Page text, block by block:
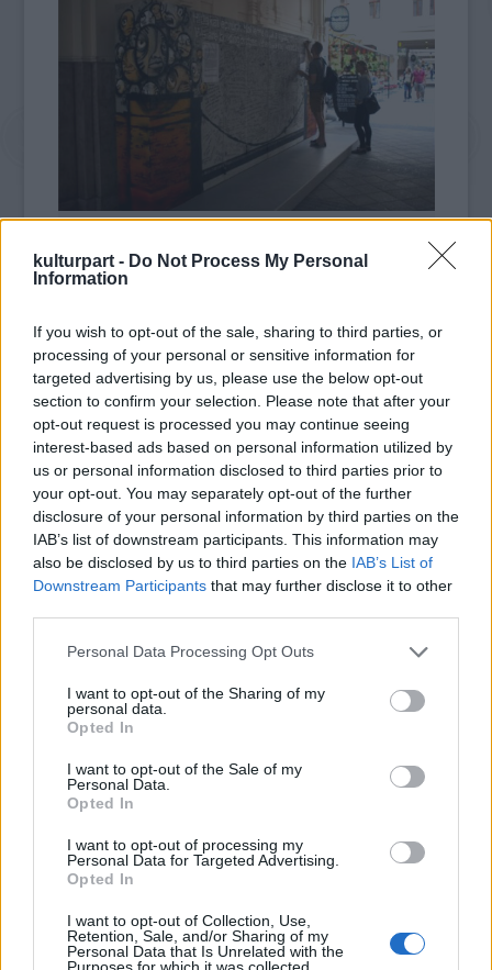
kulturpart - Do Not Process My Personal
Information
If you wish to opt-out of the sale, sharing to third parties, or
processing of your personal or sensitive information for
targeted advertising by us, please use the below opt-out
section to confirm your selection. Please note that after your
opt-out request is processed you may continue seeing
interest-based ads based on personal information utilized by
us or personal information disclosed to third parties prior to
your opt-out. You may separately opt-out of the further
disclosure of your personal information by third parties on the
IAB’s list of downstream participants. This information may
also be disclosed by us to third parties on the IAB’s List of
Downstream Participants that may further disclose it to other
Please note that this website/app uses one or more Google
not limited to your visit or usage behaviour. You may click to
grant or deny consent to Google and its third-party tags to
use your data for below specified purposes in below Google
consent section.
Personal Data Processing Opt Outs
I want to opt-out of the Sharing of my
personal data.
Opted In
I want to opt-out of the Sale of my
Personal Data.
Opted In
I want to opt-out of processing my
Personal Data for Targeted Advertising.
Opted In
I want to opt-out of Collection, Use,
Retention, Sale, and/or Sharing of my
Personal Data that Is Unrelated with the
Purposes for which it was collected.
Fotó: budaorsiinfo.hu
Fesztiválzenekar (BFZ) által második
alkalommal megrendezett Bridging Europe -
Európai Hidak művészeti fesztivál
középpontjában idén a német kultúra áll.
A szeptember 10. és 16. között tartandó
fesztivál elsősorban a zenén keresztül keres
kapcsolódási pontokat a magyar és a német
kultúra között, de az irodalom is teret kap, és
egy nemzetközi kerekasztal-beszélgetést is
rendeznek a 25 évvel ezelőtti határnyitás